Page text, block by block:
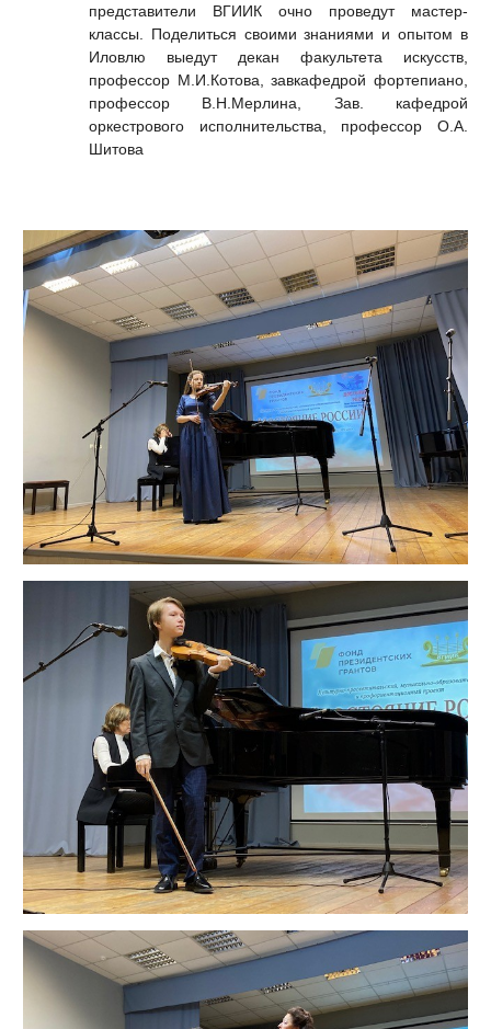
представители ВГИИК очно проведут мастер-
классы. Поделиться своими знаниями и опытом в
Иловлю выедут декан факультета искусств,
профессор М.И.Котова, завкафедрой фортепиано,
профессор В.Н.Мерлина, Зав. кафедрой
оркестрового исполнительства, профессор О.А.
Шитова